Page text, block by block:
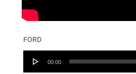
FORD
Audio
00:00